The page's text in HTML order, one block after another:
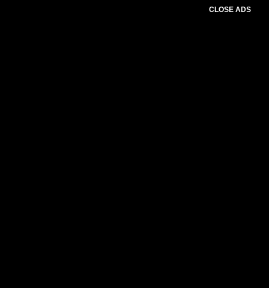
CLOSE ADS